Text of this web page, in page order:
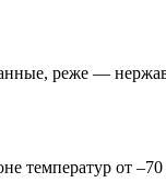
реже —
температур от